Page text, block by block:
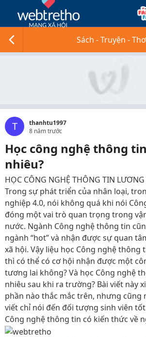
Sách - Truyện - Thơ
T
thanhtu1997
8 năm trước
Học công nghệ thông
nhiêu?
HỌC CÔNG NGHỆ THÔNG TIN
Trong sự phát triển của nhân loại,
nghiệp 4.0, nói không quá khi nói
đóng một vai trò quan trọng trong
nước. Ngành Công nghệ thông tin
ngành “hot” và nhận được sự quan
xã hội. Vậy liệu học Công nghệ
thì có thể có cơ hội nhận được một
tương lai không? Và học Công nghệ
nhiêu sau khi ra trường? Bài viết này
phần nào thắc mắc trên, nhưng cũng
viết chỉ nói đến đối tượng sinh viên
Công nghệ thông tin có kiến thức về